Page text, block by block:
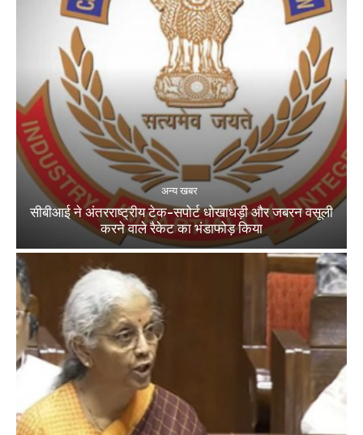
अन्य खबर
सीबीआई ने अंतरराष्ट्रीय टेक-सपोर्ट धोखाधड़ी और जबरन वसूली
करने वाले रैकेट का भंडाफोड़ किया